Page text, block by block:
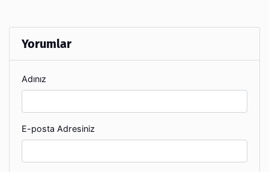
Yorumlar
Adınız
E-posta Adresiniz